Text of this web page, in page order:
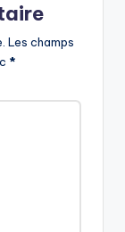
Les champs
*